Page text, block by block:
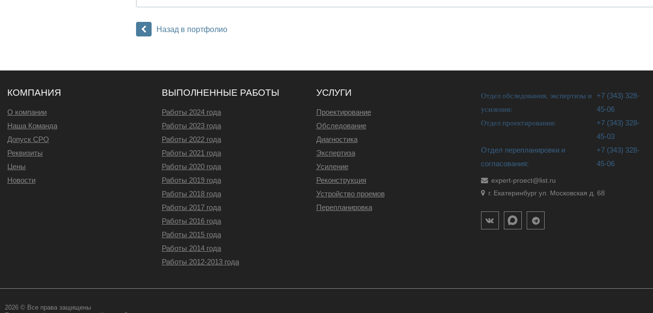
Назад в портфолио
Отдел обследования, экспертизы и
усиления:
+7 (343) 328-
45-06
Отдел проектирования:
+7 (343) 328-
45-03
Отдел перепланировки и
согласования:
+7 (343) 328-
45-06
expert-proect@list.ru
г. Екатеринбург ул. Московская д. 68
КОМПАНИЯ
О компании
Наша Команда
Допуск СРО
Реквизиты
Цены
Новости
ВЫПОЛНЕННЫЕ РАБОТЫ
Работы 2024 года
Работы 2023 года
Работы 2022 года
Работы 2021 года
Работы 2020 года
Работы 2019 года
Работы 2018 года
Работы 2017 года
Работы 2016 года
Работы 2015 года
Работы 2014 года
Работы 2012-2013 года
УСЛУГИ
Проектирование
Обследование
Диагностика
Экспертиза
Усиление
Реконструкция
Устройство проемов
Перепланировка
2026 © Все права защищены